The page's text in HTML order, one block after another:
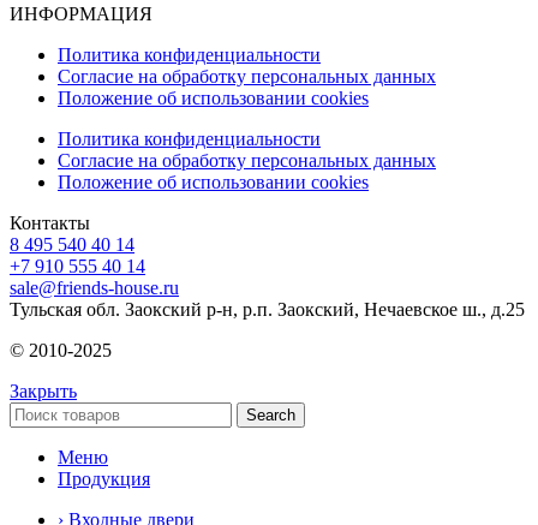
ИНФОРМАЦИЯ
Политика конфиденциальности
Согласие на обработку персональных данных
Положение об использовании cookies
Политика конфиденциальности
Согласие на обработку персональных данных
Положение об использовании cookies
Контакты
8 495 540 40 14
+7 910 555 40 14
sale@friends-house.ru
Тульская обл. Заокский р-н, р.п. Заокский, Нечаевское ш., д.25
© 2010-2025
Закрыть
Search
Меню
Продукция
› Входные двери